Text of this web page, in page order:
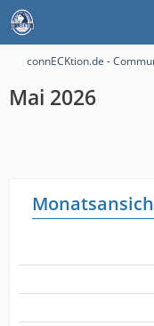
connECKtion.de -
Mai 2026